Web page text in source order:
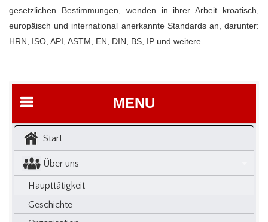
gesetzlichen Bestimmungen, wenden in ihrer Arbeit kroatisch,
europäisch und international anerkannte Standards an, darunter:
HRN, ISO, API, ASTM, EN, DIN, BS, IP und weitere.
MENU
Start
Über uns
Haupttätigkeit
Geschichte